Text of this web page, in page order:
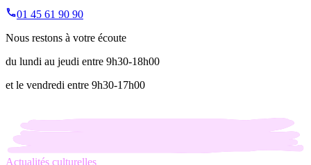
01 45 61 90 90
Nous restons à votre écoute
du lundi au jeudi entre 9h30-18h00
et le vendredi entre 9h30-17h00
Actualités culturelles